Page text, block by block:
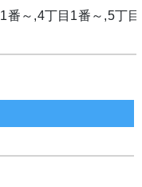
番～,4丁目1番～,5丁